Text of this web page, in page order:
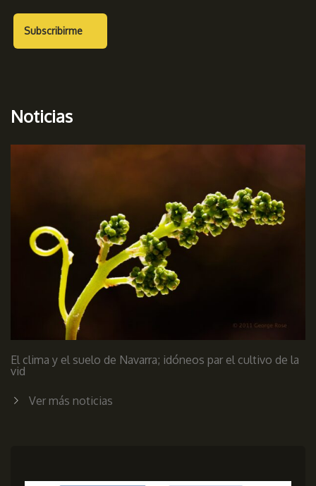
Noticias
El clima y el suelo de Navarra; idóneos par el cultivo de la
vid
Ver más noticias